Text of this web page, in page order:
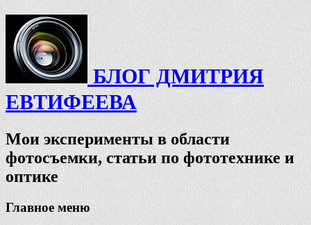
БЛОГ ДМИТРИЯ
ЕВТИФЕЕВА
Мои эксперименты в области
фотосъемки, статьи по фототехнике и
оптике
Главное меню